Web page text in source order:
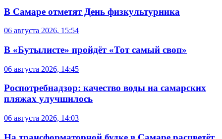
В Самаре отметят День физкультурника
06 августа 2026, 15:54
В «Бутылисте» пройдёт «Тот самый своп»
06 августа 2026, 14:45
Роспотребнадзор: качество воды на самарских
пляжах улучшилось
06 августа 2026, 14:03